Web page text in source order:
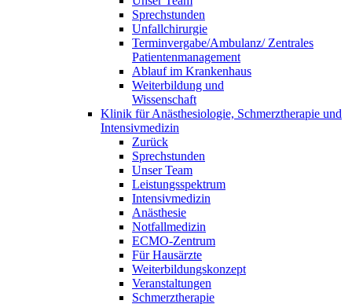
Sprechstunden
Unfallchirurgie
Terminvergabe/Ambulanz/ Zentrales
Patientenmanagement
Ablauf im Krankenhaus
Weiterbildung und
Wissenschaft
Klinik für Anästhesiologie, Schmerztherapie und
Intensivmedizin
Zurück
Sprechstunden
Unser Team
Leistungsspektrum
Intensivmedizin
Anästhesie
Notfallmedizin
ECMO-Zentrum
Für Hausärzte
Weiterbildungskonzept
Veranstaltungen
Schmerztherapie